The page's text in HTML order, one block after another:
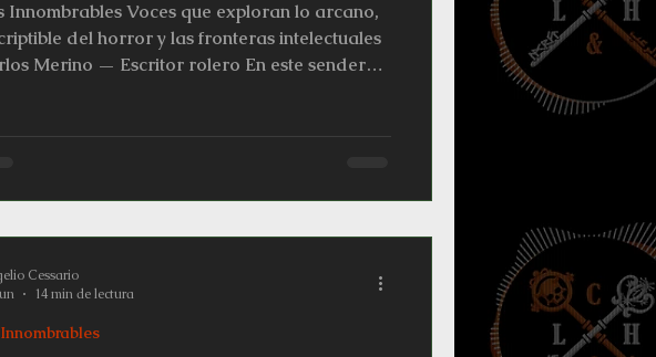
Innombrables Voces que exploran lo arcano,
del horror y las fronteras intelectuales
Merino — Escritor rolero En este sendero
del horror, para que sus visiones y obras
y ecos que iluminan la oscuridad. En esta
Cessario
14 min de lectura